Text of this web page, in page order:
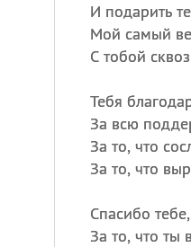
И подарить
Мой самый
С тобой
Тебя
За всю
За то, что
За то, что
Спасибо
За то, что ты